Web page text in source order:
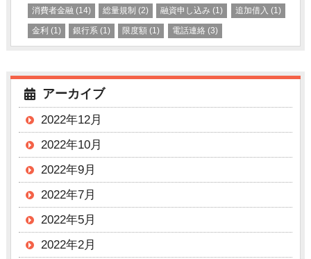
消費者金融 (14) 総量規制 (2) 融資申し込み (1) 追加借入 (1)
金利 (1) 銀行系 (1) 限度額 (1) 電話連絡(3)
アーカイブ
2022年12月
2022年10月
2022年9月
2022年7月
2022年5月
2022年2月